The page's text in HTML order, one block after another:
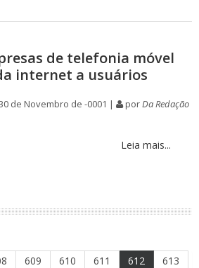
de telefonia móvel
internet a usuários
de Novembro de -0001 | porDa Redação
Leia mais...
609 610 611 612
613